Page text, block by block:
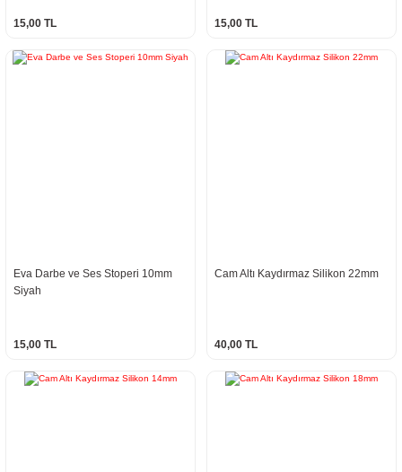
15,00 TL 15,00 TL
Eva Darbe ve Ses Stoperi 10mm
Siyah
15,00 TL
Cam Altı Kaydırmaz Silikon 22mm
40,00 TL